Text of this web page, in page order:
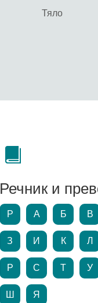
Тяло
Речник и
P А Б В
З И К Л
Р С Т У
Ш Я